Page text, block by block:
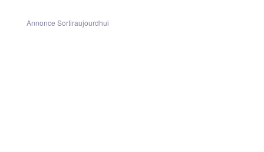
Annonce Sortiraujourdhui